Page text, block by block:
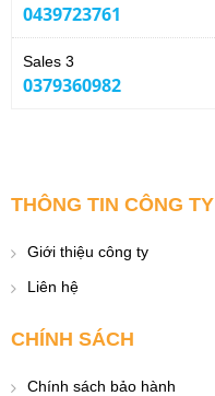
0439723761
Sales 3
0379360982
THÔNG TIN CÔNG TY
Giới thiệu công ty
Liên hệ
CHÍNH SÁCH
Chính sách bảo hành